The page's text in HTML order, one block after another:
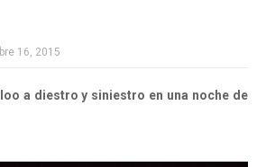
16, 2015
a diestro y siniestro en una noche de